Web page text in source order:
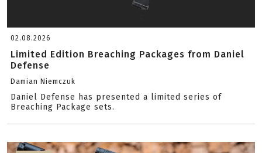
02.08.2026
Limited Edition Breaching Packages from Daniel
Defense
Damian Niemczuk
Daniel Defense has presented a limited series of
Breaching Package sets.